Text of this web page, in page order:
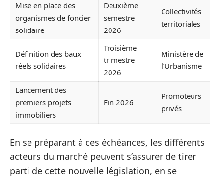
Mise en place des
organismes de foncier
solidaire
Deuxième
semestre
2026
Collectivités
territoriales
Définition des baux
réels solidaires
Troisième
trimestre
2026
Ministère de
l’Urbanisme
Lancement des
premiers projets
immobiliers
Fin 2026
Promoteurs
privés
En se préparant à ces échéances, les différents
acteurs du marché peuvent s’assurer de tirer
parti de cette nouvelle législation, en se